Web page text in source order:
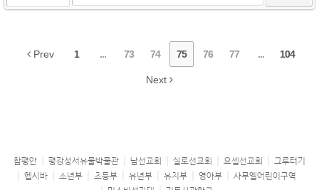
Prev 1 ... 73 74 75 76 77 ... 104
Next
참평안 평강성서유물박물관 남선교회 실로선교회 요셉선교회
그루터기
헵시바
소년부 초등부 유년부 유치부 영아부
사무엘어린이구역